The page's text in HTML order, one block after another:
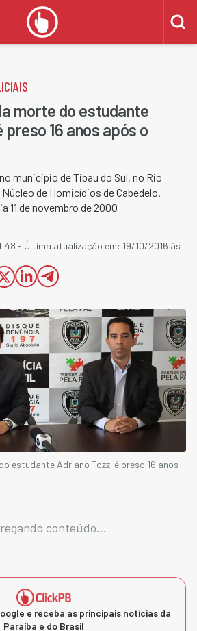
morte do estudante
preso 16 anos após o
município de Tibau do Sul, no Rio
de Homicídios de Cabedelo.
11 de novembro de 2000
- Última atualização em: 19/10/2016 às
estudante Adriano Tozzi é preso 16 anos
conteúdo...
e receba as principais notícias da
Paraíba e do Brasil